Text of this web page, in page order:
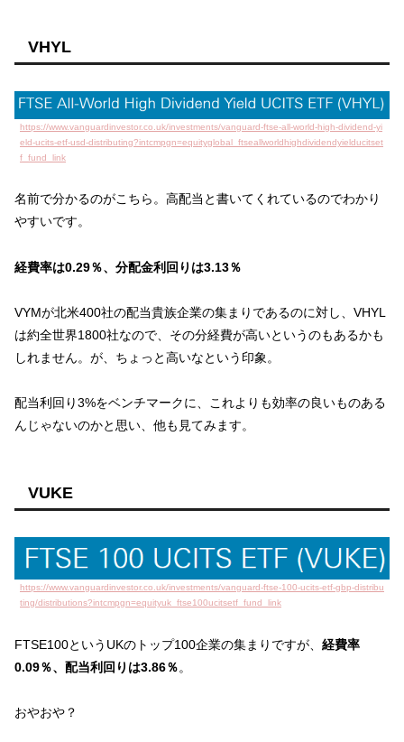
VHYL
https://www.vanguardinvestor.co.uk/investments/vanguard-ftse-all-world-high-dividend-yi
eld-ucits-etf-usd-distributing?intcmpgn=equityglobal_ftseallworldhighdividendyielducitset
f_fund_link
名前で分かるのがこちら。高配当と書いてくれているのでわかり
やすいです。
経費率は0.29％、分配金利回りは3.13％
VYMが北米400社の配当貴族企業の集まりであるのに対し、VHYL
は約全世界1800社なので、その分経費が高いというのもあるかも
しれません。が、ちょっと高いなという印象。
配当利回り3%をベンチマークに、これよりも効率の良いものある
んじゃないのかと思い、他も見てみます。
VUKE
https://www.vanguardinvestor.co.uk/investments/vanguard-ftse-100-ucits-etf-gbp-distribu
ting/distributions?intcmpgn=equityuk_ftse100ucitsetf_fund_link
FTSE100というUKのトップ100企業の集まりですが、 経費率
0.09％、配当利回りは3.86％。
おやおや？